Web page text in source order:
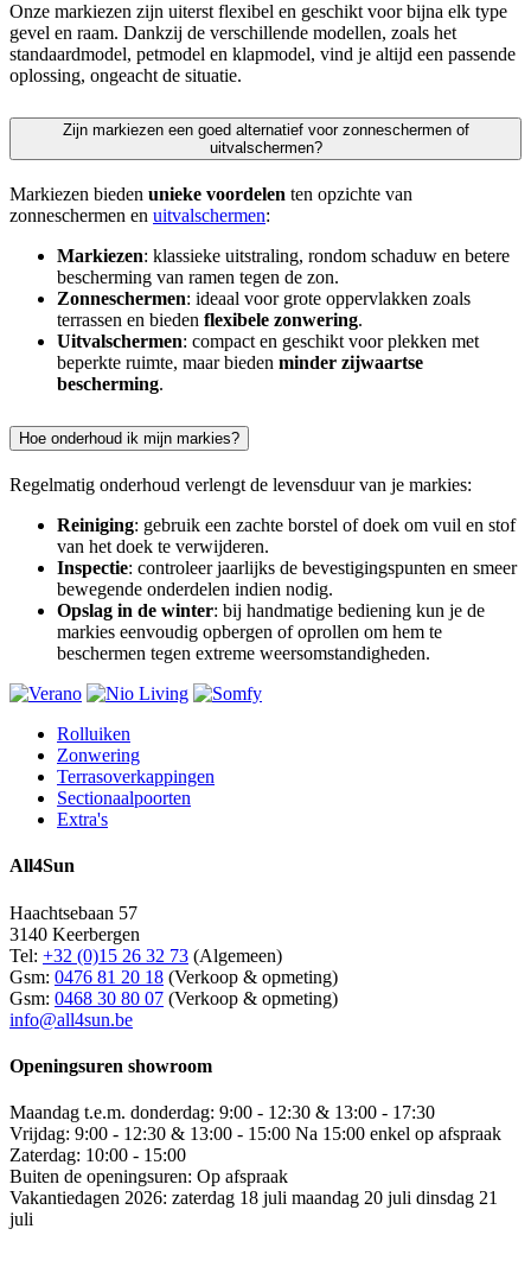
Onze markiezen zijn uiterst flexibel en geschikt voor bijna elk type
gevel en raam. Dankzij de verschillende modellen, zoals het
standaardmodel, petmodel en klapmodel, vind je altijd een passende
oplossing, ongeacht de situatie.
Zijn markiezen een goed alternatief voor zonneschermen of
uitvalschermen?
Markiezen bieden unieke voordelen ten opzichte van
zonneschermen en uitvalschermen:
Markiezen: klassieke uitstraling, rondom schaduw en betere
bescherming van ramen tegen de zon.
Zonneschermen: ideaal voor grote oppervlakken zoals
terrassen en bieden flexibele zonwering.
Uitvalschermen: compact en geschikt voor plekken met
beperkte ruimte, maar bieden minder zijwaartse
bescherming.
Hoe onderhoud ik mijn markies?
Regelmatig onderhoud verlengt de levensduur van je markies:
Reiniging: gebruik een zachte borstel of doek om vuil en stof
van het doek te verwijderen.
Inspectie: controleer jaarlijks de bevestigingspunten en smeer
bewegende onderdelen indien nodig.
Opslag in de winter: bij handmatige bediening kun je de
markies eenvoudig opbergen of oprollen om hem te
beschermen tegen extreme weersomstandigheden.
Rolluiken
Zonwering
Terrasoverkappingen
Sectionaalpoorten
Extra's
All4Sun
Haachtsebaan 57
3140 Keerbergen
Tel: +32 (0)15 26 32 73 (Algemeen)
Gsm: 0476 81 20 18 (Verkoop & opmeting)
Gsm: 0468 30 80 07 (Verkoop & opmeting)
info@all4sun.be
Openingsuren showroom
Maandag t.e.m. donderdag: 9:00 - 12:30 & 13:00 - 17:30
Vrijdag: 9:00 - 12:30 & 13:00 - 15:00 Na 15:00 enkel op afspraak
Zaterdag: 10:00 - 15:00
Buiten de openingsuren: Op afspraak
Vakantiedagen 2026: zaterdag 18 juli maandag 20 juli dinsdag 21
juli